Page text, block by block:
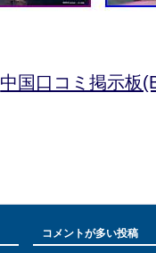
中国口コミ掲示板
コメントが多い投稿